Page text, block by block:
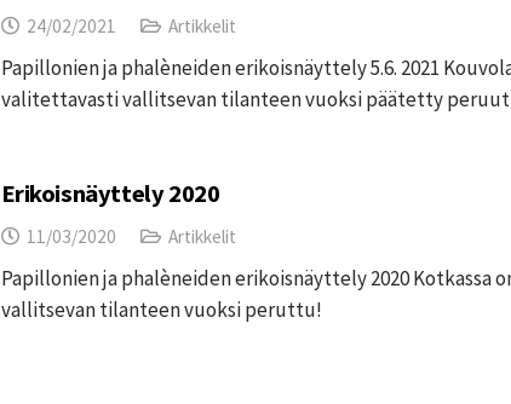
24/02/2021 Artikkelit
Papillonien ja phalèneiden erikoisnäyttely 5.6. 2021
valitettavasti vallitsevan tilanteen vuoksi päätetty
Erikoisnäyttely 2020
11/03/2020 Artikkelit
Papillonien ja phalèneiden erikoisnäyttely 2020 Kotkassa
vallitsevan tilanteen vuoksi peruttu!